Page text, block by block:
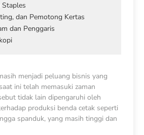
dan Pemotong Kertas
dan Penggaris
menjadi peluang bisnis yang
ini telah memasuki zaman
tidak lain dipengaruhi oleh
produksi benda cetak seperti
spanduk, yang masih tinggi dan